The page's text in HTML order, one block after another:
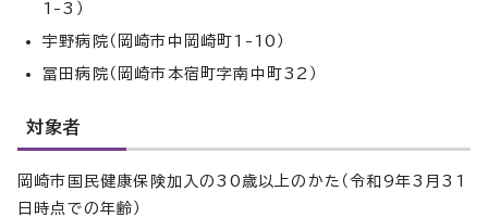
1-3）
宇野病院（岡崎市中岡崎町1-10）
冨田病院（岡崎市本宿町字南中町32）
対象者
岡崎市国民健康保険加入の30歳以上のかた（令和9年3月31
日時点での年齢）